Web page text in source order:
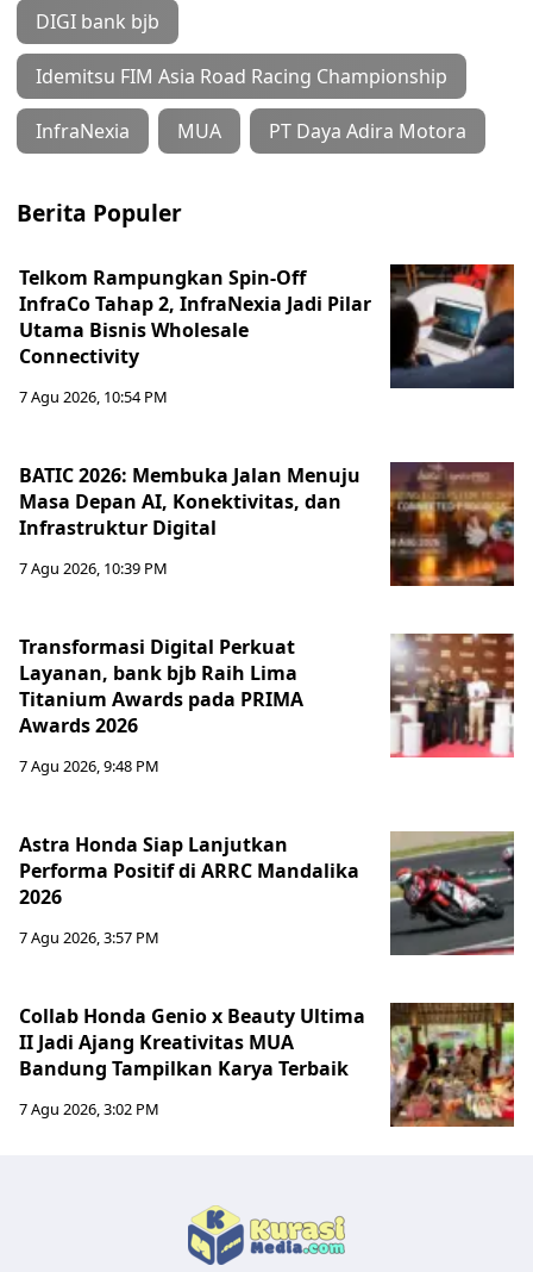
DIGI bank bjb
Idemitsu FIM Asia Road Racing Championship
InfraNexia MUA PT Daya Adira Motora
Berita Populer
Telkom Rampungkan Spin-Off
InfraCo Tahap 2, InfraNexia Jadi Pilar
Utama Bisnis Wholesale
Connectivity
7 Agu 2026, 10:54 PM
BATIC 2026: Membuka Jalan Menuju
Masa Depan AI, Konektivitas, dan
Infrastruktur Digital
7 Agu 2026, 10:39 PM
Transformasi Digital Perkuat
Layanan, bank bjb Raih Lima
Titanium Awards pada PRIMA
Awards 2026
7 Agu 2026, 9:48 PM
Astra Honda Siap Lanjutkan
Performa Positif di ARRC Mandalika
2026
7 Agu 2026, 3:57 PM
Collab Honda Genio x Beauty Ultima
II Jadi Ajang Kreativitas MUA
Bandung Tampilkan Karya Terbaik
7 Agu 2026, 3:02 PM